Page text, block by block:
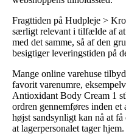
Fragttiden på Hudpleje >
særligt relevant i tilfælde af
med det samme, så af den
besigtiger leveringstiden på
Mange online varehuse
favorit varenumre,
Antioxidant Body Cream 1
ordren gennemføres inden
højst sandsynligt kan nå at
at lagerpersonalet tager hjem.